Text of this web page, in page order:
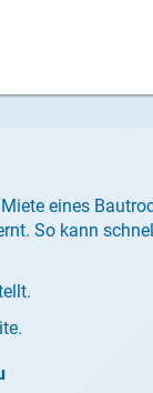
eines
So kann